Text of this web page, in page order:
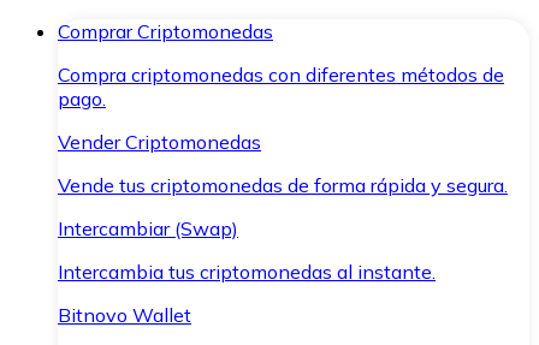
Comprar Criptomonedas
Compra criptomonedas con diferentes métodos de
pago.
Vender Criptomonedas
Vende tus criptomonedas de forma rápida y segura.
Intercambiar (Swap)
Intercambia tus criptomonedas al instante.
Bitnovo Wallet